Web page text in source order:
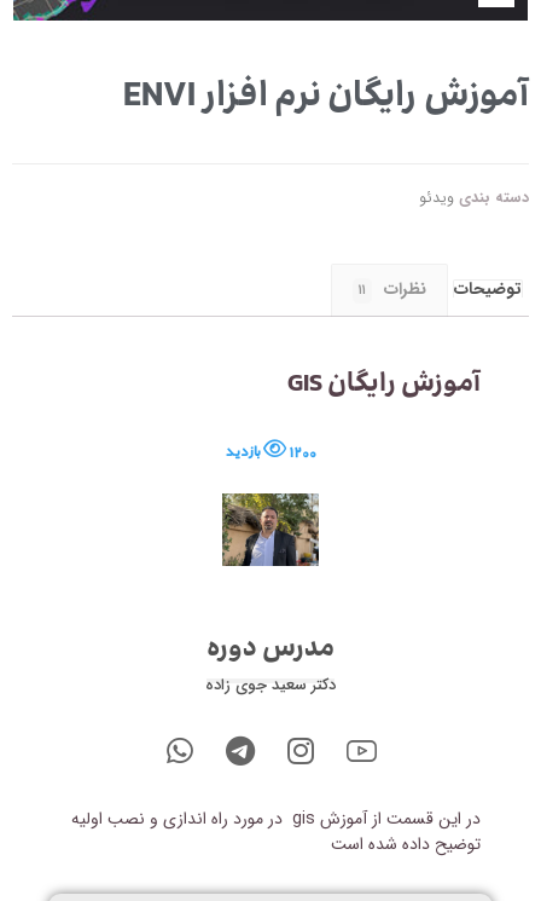
آموزش رایگان نرم افزار ENVI
دسته بندی ویدئو
توضیحات نظرات ۱۱
آموزش رایگان GIS
۱۲۰۰ بازدید
مدرس دوره
دکتر سعید جوی زاده
در این قسمت از آموزش gis در مورد راه اندازی و نصب اولیه
توضیح داده شده است